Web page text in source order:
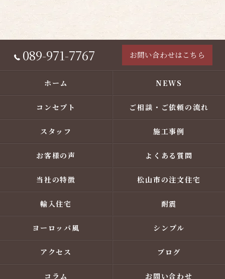
089-971-7767 お問い合わせはこちら
ホーム NEWS
コンセプト ご相談・ご依頼の流れ
スタッフ 施工事例
お客様の声 よくある質問
当社の特徴 松山市の注文住宅
輸入住宅 耐震
ヨーロッパ風 シンプル
アクセス ブログ
コラム お問い合わせ